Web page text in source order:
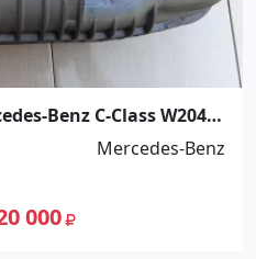
Benz C-Class W204
Mercedes-Benz
000